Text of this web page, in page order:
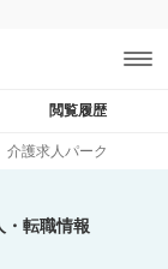
閲覧履歴
介護求人パーク
・転職情報